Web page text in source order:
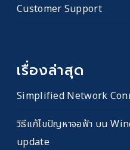
Customer Support
เรื่องล่าสุด
Simplified Network
วิธีแก้ไขปัญหาจอฟ้า บน
update